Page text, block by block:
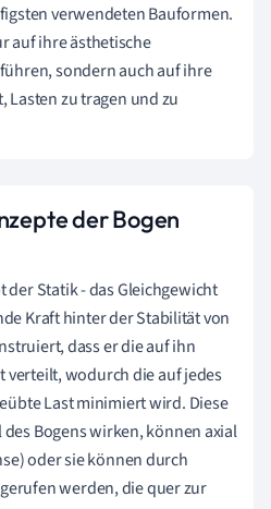
verwendeten Bauformen.
auf ihre ästhetische
sondern auch auf ihre
Lasten zu tragen und zu
der Bogen
der Statik - das Gleichgewicht
Kraft hinter der Stabilität von
dass er die auf ihn
verteilt, wodurch die auf jedes
Last minimiert wird. Diese
Bogens wirken, können axial
oder sie können durch
werden, die quer zur